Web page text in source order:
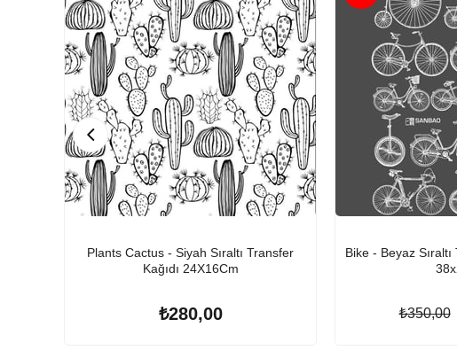
Plants Cactus - Siyah Sıraltı Transfer
Kağıdı 24X16Cm
₺280,00
Bike - Beyaz
₺350,00